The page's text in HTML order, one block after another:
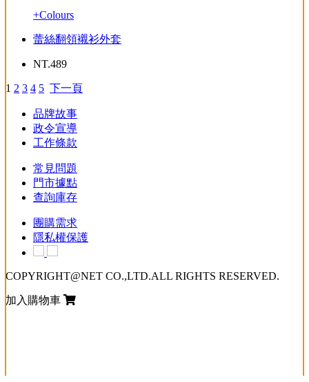
+Colours
蕾絲翻領襯衫外套
NT.489
1 2 3 4 5 下一頁
品牌故事
政令宣導
工作條款
常見問題
門市據點
查詢庫存
團購需求
隱私權保護
COPYRIGHT@NET CO.,LTD.ALL RIGHTS RESERVED.
加入購物車